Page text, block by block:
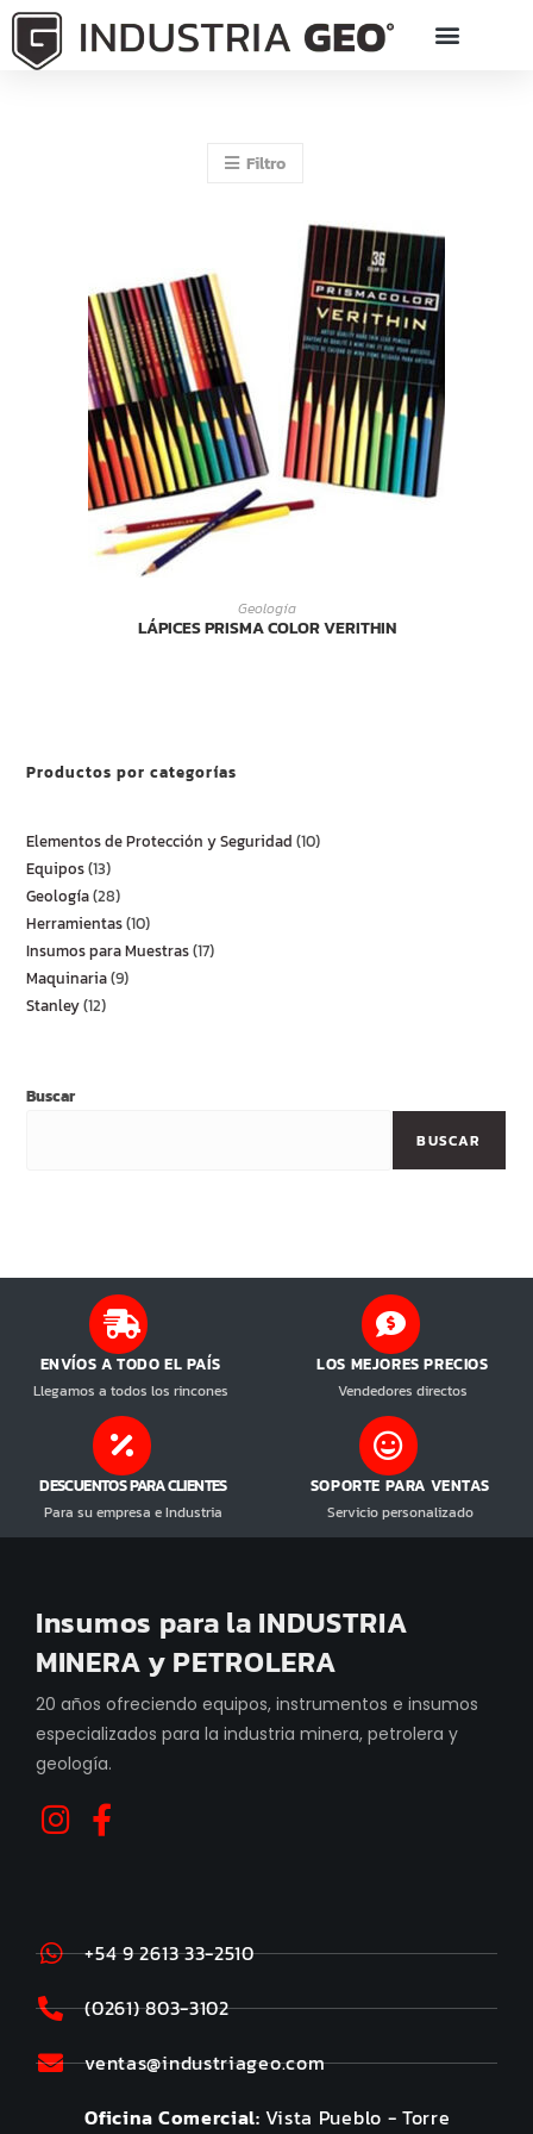
Filtro
LEER MÁS
Geología
LÁPICES PRISMA COLOR VERITHIN
Productos por categorías
Elementos de Protección y Seguridad 10
Equipos 13
Geología 28
Herramientas 10
Insumos para Muestras 17
Maquinaria 9
Stanley 12
Buscar
BUSCAR
ENVÍOS A TODO EL PAÍS
Llegamos a todos los rincones
LOS MEJORES PRECIOS
Vendedores directos
DESCUENTOS PARA CLIENTES
Para su empresa e Industria
SOPORTE PARA VENTAS
Servicio personalizado
Insumos para la INDUSTRIA
MINERA y PETROLERA
20 años ofreciendo equipos, instrumentos e insumos
especializados para la industria minera, petrolera y
geología.
+54 9 2613 33-2510
(0261) 803-3102
ventas@industriageo.com
Oficina Comercial: Vista Pueblo - Torre